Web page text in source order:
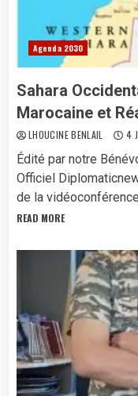
Agenda 2030
Sahara
Marocaine et
LHOUCINE BENLAIL 4
Édité par notre
Officiel
de la
READ MORE